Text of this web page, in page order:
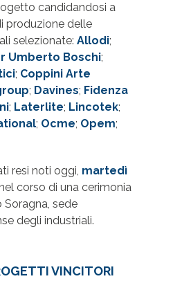
candidandosi a
produzione delle
selezionate: Allodi;
Umberto Boschi;
; Coppini Arte
; Davines; Fidenza
; Laterlite; Lincotek;
; Ocme; Opem;
resi noti oggi, martedì
corso di una cerimonia
sede
degli industriali.
VINCITORI